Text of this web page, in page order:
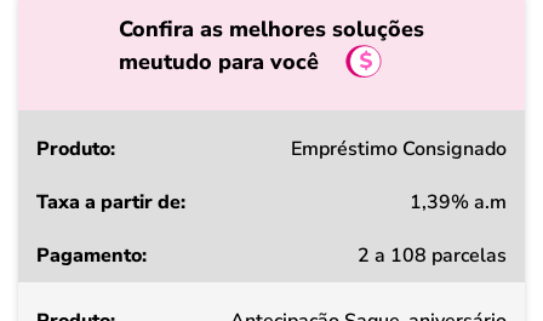
Confira as melhores soluções
meutudo para você
Produto
a
Empréstimo Consignado
1,39% a.m
2 a 108 parcelas